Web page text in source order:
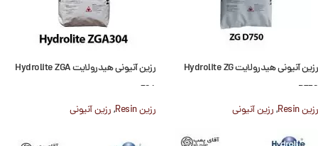
رزین آنیونی هیدرولایت Hydrolite ZG
D750
رزین Resin
,رزین آنیونی
رزین آنیونی هیدرولایت Hydrolite ZGA
304
رزین Resin
,رزین آنیونی